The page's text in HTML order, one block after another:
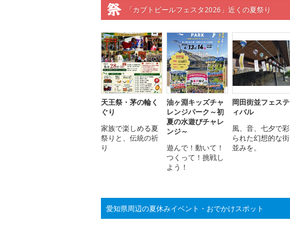
「カブトビールフェスタ2026」近くの夏祭り
天王祭・茅の輪く
ぐり
家族で楽しめる夏
祭りと、伝統の祈
り
油ヶ淵キッズチャ
レンジパーク～初
夏の水遊びチャレ
ンジ～
遊んで！動いて！
つくって！挑戦し
よう！
岡田街並フェステ
ィバル
風、音、七夕で彩
られた幻想的な街
並みを。
愛知県周辺の夏休みイベント・おでかけスポット